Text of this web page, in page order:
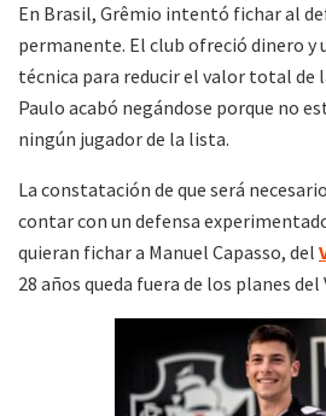
En Brasil, Grêmio intentó fichar al
permanente. El club ofreció dinero y
técnica para reducir el valor total de
Paulo acabó negándose porque no
ningún jugador de la lista.
La constatación de que será
contar con un defensa
quieran fichar a Manuel Capasso, del
28 años queda fuera de los planes del